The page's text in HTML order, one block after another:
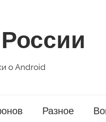
о Android
Разное